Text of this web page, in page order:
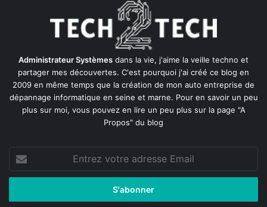
Administrateur Systèmes dans la vie, j'aime la veille techno et
partager mes découvertes. C'est pourquoi j'ai créé ce blog en
2009 en même temps que la création de mon auto entreprise de
dépannage informatique en seine et marne. Pour en savoir un peu
plus sur moi, vous pouvez en lire un peu plus sur la page "A
Propos" du blog
votre
adresse